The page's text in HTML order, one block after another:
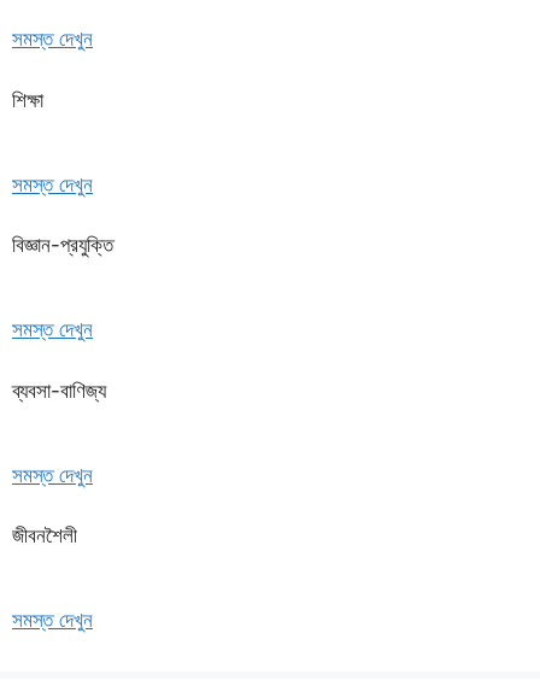
সমস্ত দেখুন
শিক্ষা
সমস্ত দেখুন
বিজ্ঞান-প্রযুক্তি
সমস্ত দেখুন
ব্যবসা-বাণিজ্য
সমস্ত দেখুন
জীবনশৈলী
সমস্ত দেখুন